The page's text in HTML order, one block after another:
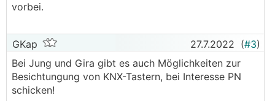
vorbei.
GKap 27.7.2022 (#3)
Bei Jung und Gira gibt es auch Möglichkeiten zur
Besichtungung von KNX-Tastern, bei Interesse PN
schicken!